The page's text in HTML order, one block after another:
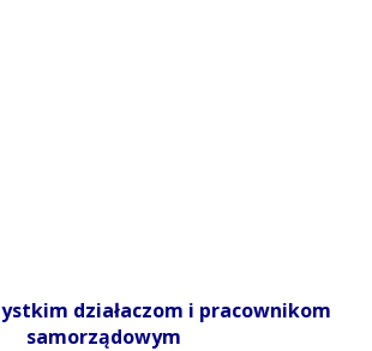
działaczom i pracownikom
samorządowym